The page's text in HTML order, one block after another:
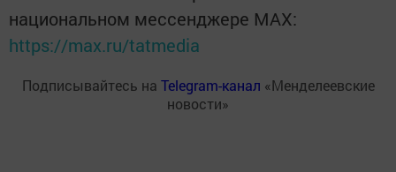
национальном мессенджере MАХ:
https://max.ru/tatmedia
Подписывайтесь на Telegram-канал «Менделеевские
новости»